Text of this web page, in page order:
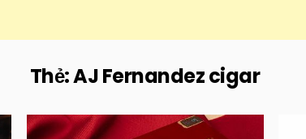
Thẻ:AJ Fernandez cigar